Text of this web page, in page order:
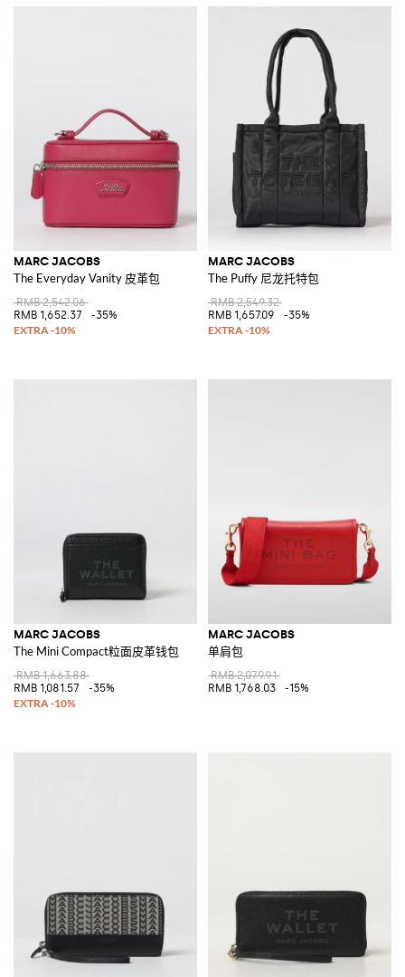
MARC JACOBS
The Everyday Vanity 皮革包
RMB 2,542.06
RMB 1,652.37
-35%
MARC JACOBS
The Puffy 尼龙托特包
RMB 2,549.32
RMB 1,657.09
-35%
MARC JACOBS
The Mini Compact粒面皮革钱包
RMB 1,663.88
RMB 1,081.57
-35%
MARC JACOBS
单肩包
RMB 2,079.91
RMB 1,768.03
-15%